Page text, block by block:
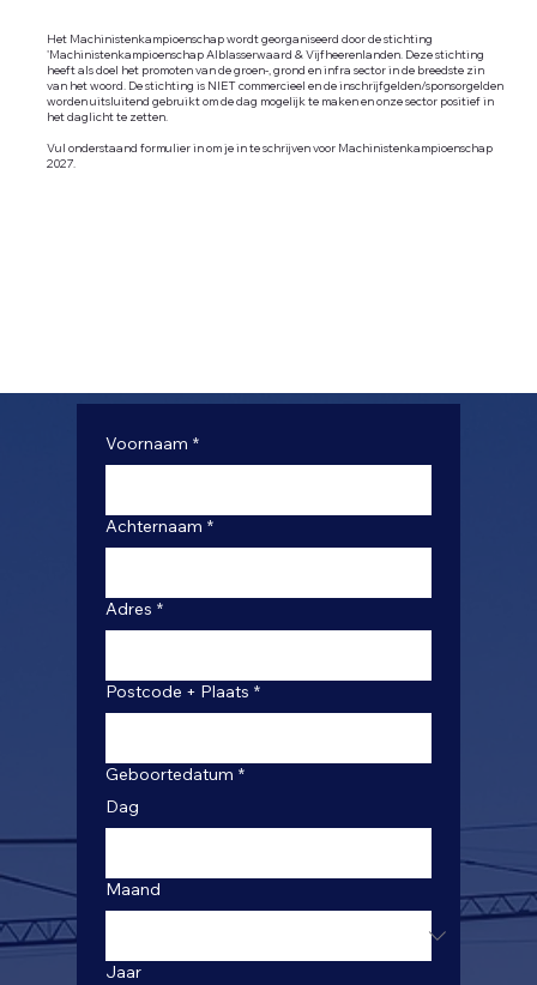
Het Machinistenkampioenschap wordt georganiseerd door de stichting
'Machinistenkampioenschap Alblasserwaard & Vijfheerenlanden. Deze stichting
heeft als doel het promoten van de groen-, grond en infra sector in de breedste zin
van het woord. De stichting is NIET commercieel en de inschrijfgelden/sponsorgelden
worden uitsluitend gebruikt om de dag mogelijk te maken en onze sector positief in
het daglicht te zetten.
Vul onderstaand formulier in om je in te schrijven voor Machinistenkampioenschap
2027.
Voornaam *
Achternaam *
Adres *
Postcode + Plaats *
Geboortedatum *
Dag
Maand
Jaar